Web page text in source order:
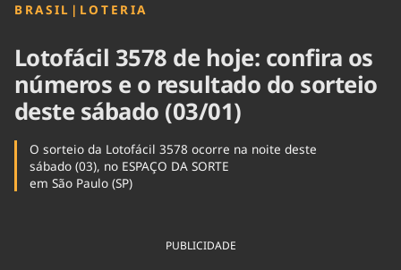
BRASIL | LOTERIA
Lotofácil 3578 de hoje: confira os
números e o resultado do sorteio
deste sábado (03/01)
O sorteio da Lotofácil 3578 ocorre na noite deste
sábado (03), no ESPAÇO DA SORTE
em São Paulo (SP)
PUBLICIDADE